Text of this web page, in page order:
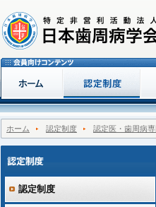
ホーム 認定制度 認定医・歯周病
認定制度